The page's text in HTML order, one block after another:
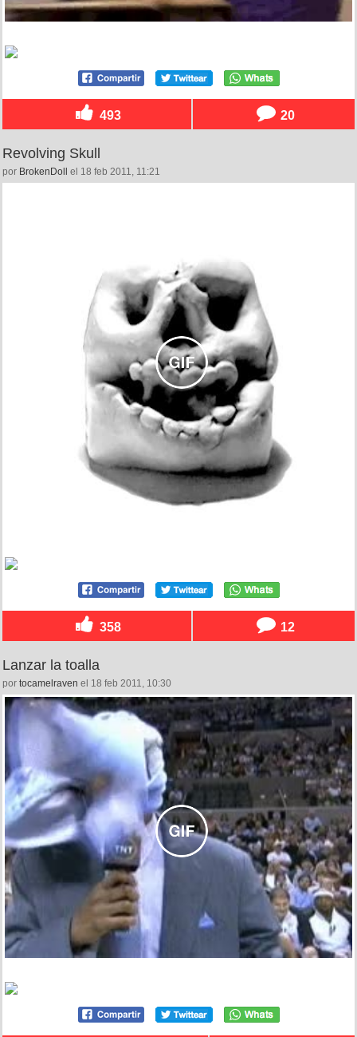
493 20
Revolving Skull
por BrokenDoll el 18 feb 2011, 11:21
358 12
Lanzar la toalla
por tocamelraven el 18 feb 2011, 10:30